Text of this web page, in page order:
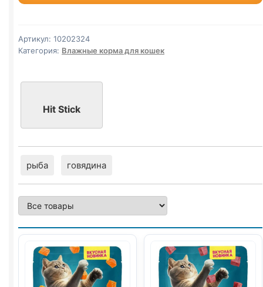
(КУРИЦА)
75г
Артикул: 10202324
Категория: Влажные корма для кошек
Hit Stick
рыба говядина